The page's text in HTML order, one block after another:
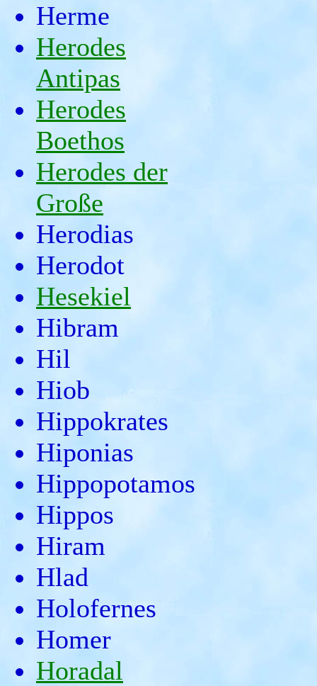
Herme
Herodes
Antipas
Herodes
Boethos
Herodes der
Große
Herodias
Herodot
Hesekiel
Hibram
Hil
Hiob
Hippokrates
Hiponias
Hippopotamos
Hippos
Hiram
Hlad
Holofernes
Homer
Horadal